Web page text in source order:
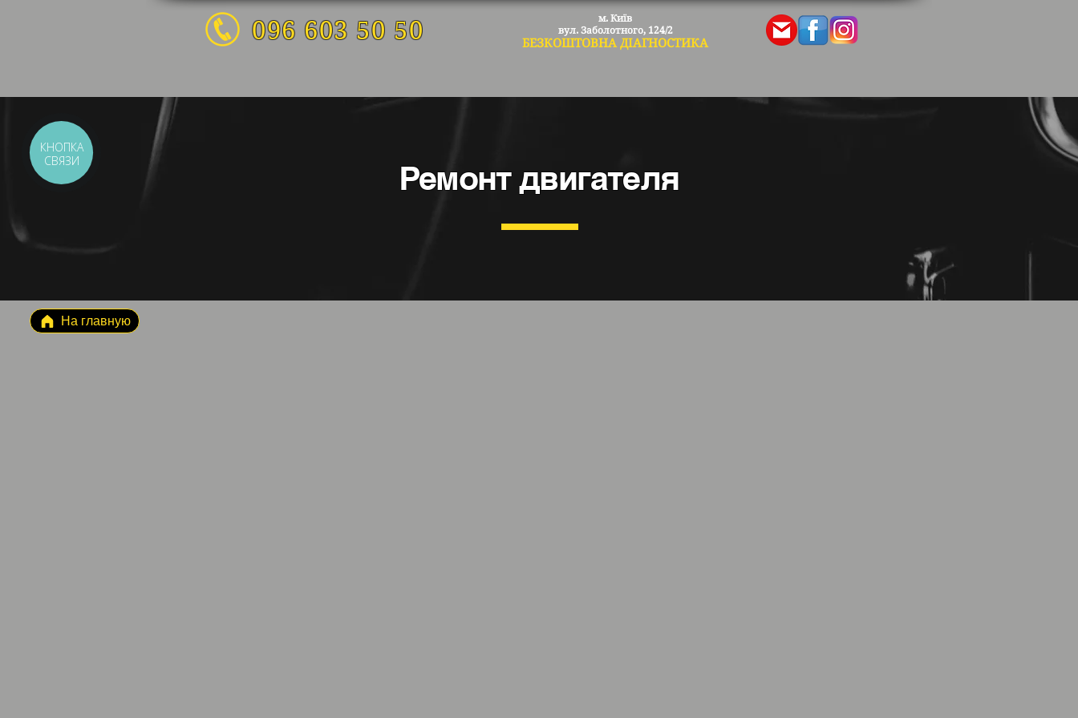
096 603 50 50
м. Київ
вул. Заболотного, 124/2
БЕЗКОШТОВНА ДІАГНОСТИКА
Ремонт двигателя
На главную
КНОПКА
СВЯЗИ